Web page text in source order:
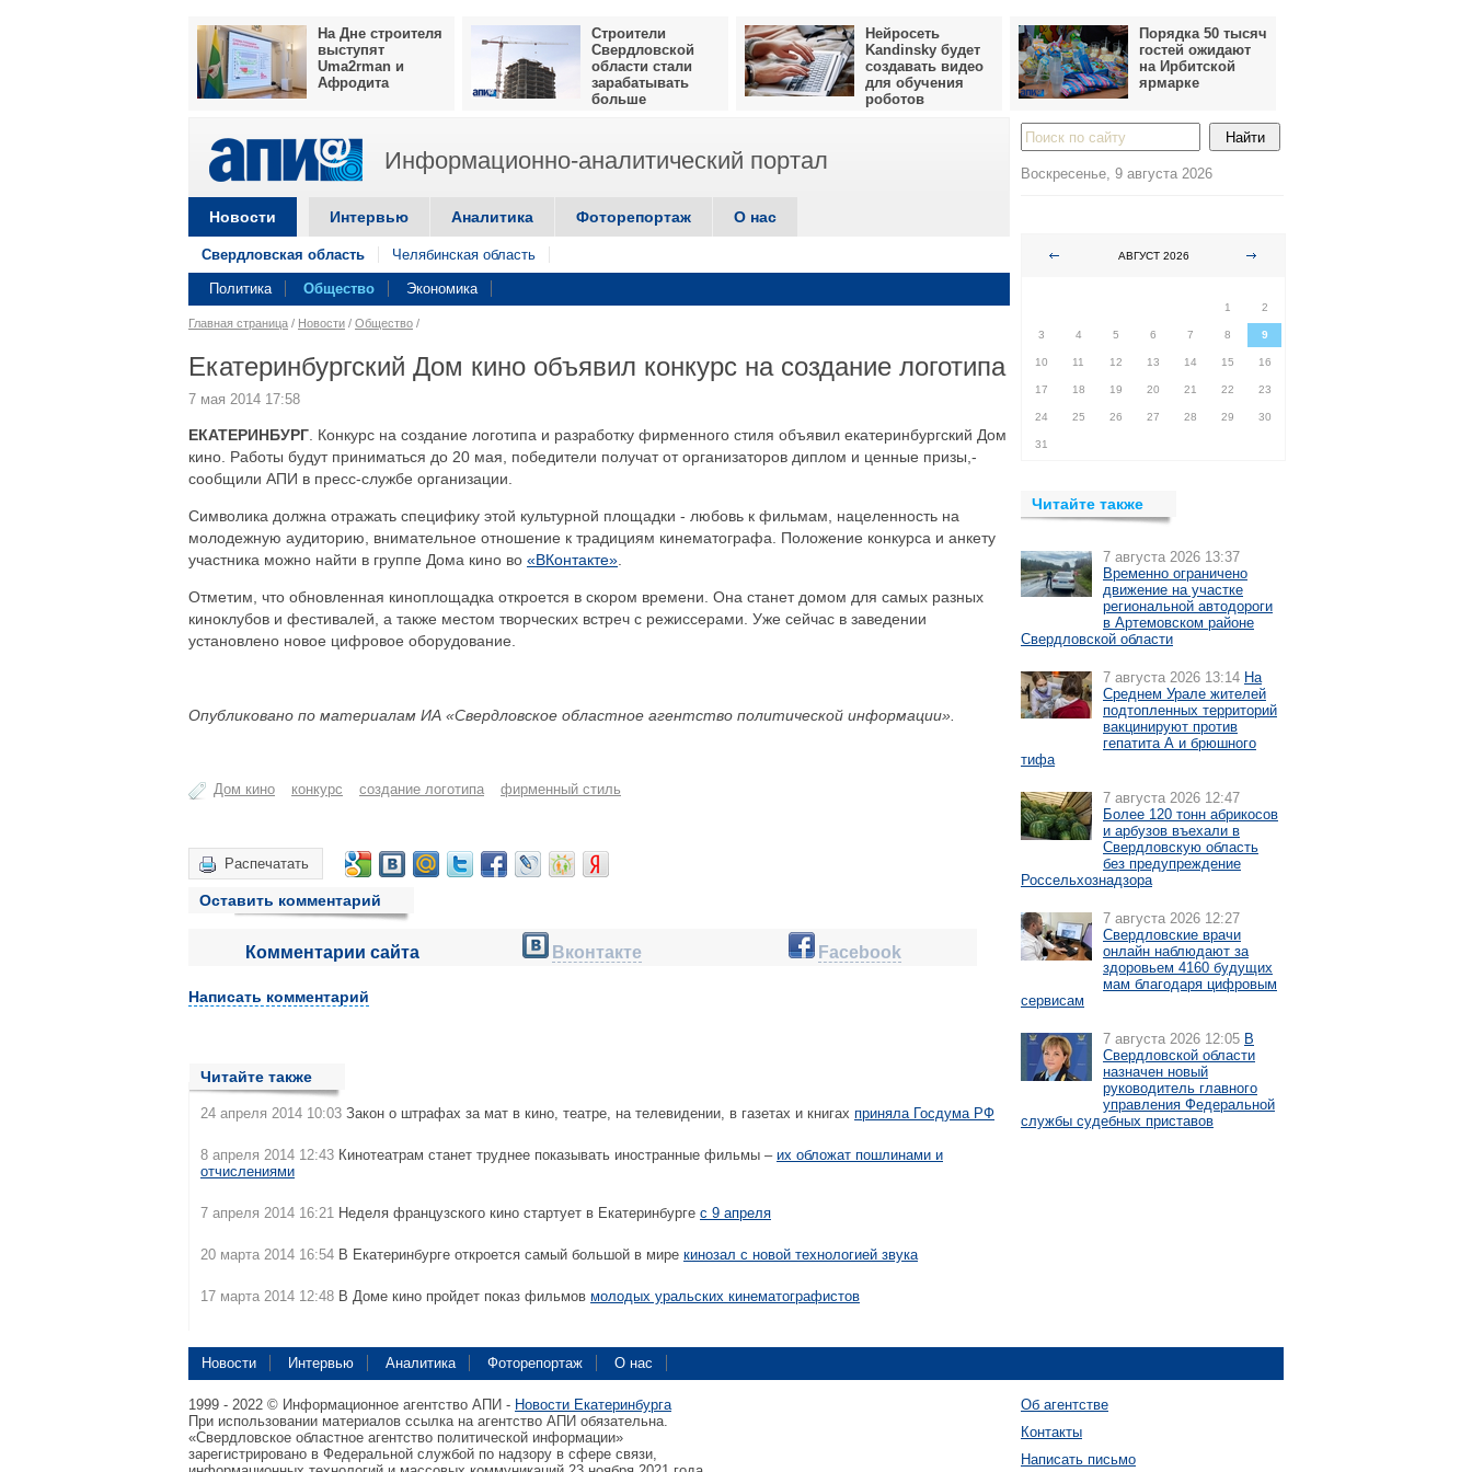
На Дне строителя
выступят
Uma2rman и
Афродита
Строители
Свердловской
области стали
зарабатывать
больше
Нейросеть
Kandinsky будет
создавать видео
для обучения
роботов
Порядка 50 тысяч
гостей ожидают
на Ирбитской
ярмарке
Информационно-аналитический портал
Новости Интервью Аналитика Фоторепортаж О нас
Свердловская область Челябинская область
Политика Общество Экономика
Главная страница / Новости / Общество /
Екатеринбургский Дом кино объявил конкурс на создание логотипа
7 мая 2014 17:58
ЕКАТЕРИНБУРГ . Конкурс на создание логотипа и разработку фирменного стиля объявил екатеринбургский Дом
кино. Работы будут приниматься до 20 мая, победители получат от организаторов диплом и ценные призы,-
сообщили АПИ в пресс-службе организации.
Символика должна отражать специфику этой культурной площадки - любовь к фильмам, нацеленность на
молодежную аудиторию, внимательное отношение к традициям кинематографа. Положение конкурса и анкету
участника можно найти в группе Дома кино во «ВКонтакте»
Отметим, что обновленная киноплощадка откроется в скором времени. Она станет домом для самых разных
киноклубов и фестивалей, а также местом творческих встреч с режиссерами. Уже сейчас в заведении
установлено новое цифровое оборудование.
Опубликовано по материалам ИА «Свердловское областное агентство политической информации».
Дом кино конкурс создание логотипа фирменный стиль
Распечатать
Оставить комментарий
Комментарии сайта Вконтакте Facebook
Написать комментарий
Читайте также
24 апреля 2014 10:03 Закон о штрафах за мат в кино, театре, на телевидении, в газетах и книгах приняла Госдума РФ
8 апреля 2014 12:43 Кинотеатрам станет труднее показывать иностранные фильмы – их обложат пошлинами и
отчислениями
7 апреля 2014 16:21 Неделя французского кино стартует в Екатеринбурге с 9 апреля
20 марта 2014 16:54 В Екатеринбурге откроется самый большой в мире кинозал с новой технологией звука
17 марта 2014 12:48 В Доме кино пройдет показ фильмов молодых уральских кинематографистов
Воскресенье, 9 августа 2026
АВГУСТ 2026
1
2
3 4 5 6 7 8 9
10 11 12 13 14 15 16
17 18 19 20 21 22 23
24 25 26 27 28 29 30
31
Читайте также
7 августа 2026 13:37
Временно ограничено
движение на участке
региональной автодороги
в Артемовском районе
Свердловской области
7 августа 2026 13:14 На
Среднем Урале жителей
подтопленных территорий
вакцинируют против
гепатита А и брюшного
тифа
7 августа 2026 12:47
Более 120 тонн абрикосов
и арбузов въехали в
Свердловскую область
без предупреждение
Россельхознадзора
7 августа 2026 12:27
Свердловские врачи
онлайн наблюдают за
здоровьем 4160 будущих
мам благодаря цифровым
сервисам
7 августа 2026 12:05 В
Свердловской области
назначен новый
руководитель главного
управления Федеральной
службы судебных приставов
Новости Интервью Аналитика Фоторепортаж О нас
1999 - 2022 © Информационное агентство АПИ - Новости Екатеринбурга
При использовании материалов ссылка на агентство АПИ обязательна.
«Свердловское областное агентство политической информации»
зарегистрировано в Федеральной службой по надзору в сфере связи,
Об агентстве
Контакты
Написать письмо